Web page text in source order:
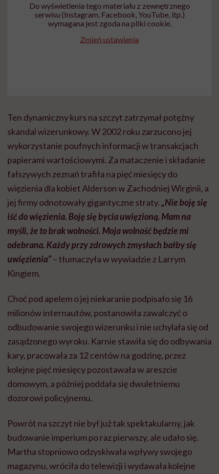
Do wyświetlenia tego materiału z zewnętrznego
serwisu (Instagram, Facebook, YouTube, itp.)
wymagana jest zgoda na pliki cookie.
Zmień ustawienia
Ten dynamiczny kurs na szczyt zatrzymał potężny
skandal wizerunkowy. W 2002 roku zarzucono jej
wykorzystanie poufnych informacji w transakcjach
papierami wartościowymi. Za mataczenie i składanie
fałszywych zeznań trafiła na pięć miesięcy do
więzienia dla kobiet Alderson w Zachodniej Wirginii, a
jej firmy odnotowały gigantyczne straty.„Nie boję się
iść do więzienia. Boję się bycia uwięzioną. Mam na
myśli, że to brak wolności. Moja wolność będzie mi
odebrana. Każdy przy zdrowych zmysłach bałby się
uwięzienia”– tłumaczyła w wywiadzie z Larrym
Kingiem.
Choć pod apelem o jej niekaranie podpisało się 16
milionów internautów, postanowiła zawalczyć o
odbudowanie swojego wizerunku i nie uchylała się od
zasądzonego wyroku. Karnie stawiła się do odbywania
kary, pracowała za 12 centów na godzinę, przez
kolejne pięć miesięcy pozostawała w areszcie
domowym, a później poddała się dwuletniemu
dozorowi policyjnemu.
Powrót na szczyt nie był już tak spektakularny, jak
budowanie imperium po raz pierwszy, ale udało się.
Martha stopniowo odzyskiwała wpływy swojego
magazynu, wróciła do telewizji i wydawała kolejne